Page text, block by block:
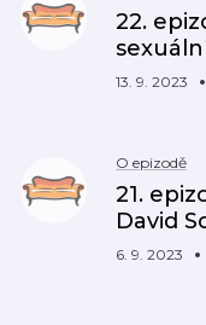
22.
13. 9. 2023
O epizodě
21.
David
6. 9. 2023